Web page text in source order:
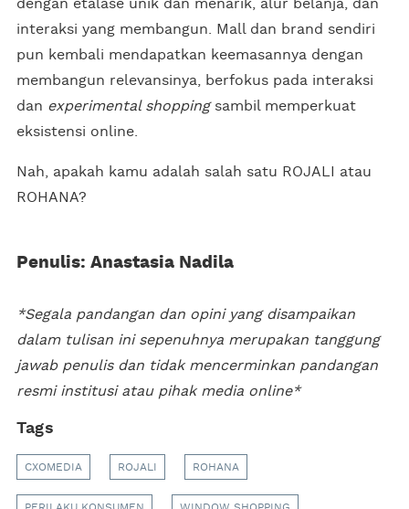
dengan etalase unik dan menarik, alur belanja, dan
interaksi yang membangun. Mall dan brand sendiri
pun kembali mendapatkan keemasannya dengan
membangun relevansinya, berfokus pada interaksi
dan experimental shoppingsambil memperkuat
eksistensi online.
Nah, apakah kamu adalah salah satu ROJALI atau
ROHANA?
Penulis: Anastasia Nadila
*Segala pandangan dan opini yang disampaikan
dalam tulisan ini sepenuhnya merupakan tanggung
jawab penulis dan tidak mencerminkan pandangan
resmi institusi atau pihak media online*
Tags
CXOMEDIA ROJALI ROHANA